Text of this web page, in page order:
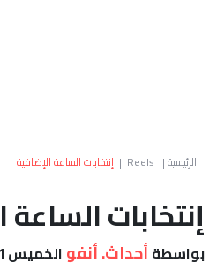
الرئيسية|
Reels
| إنتخابات الساعة الإضافية
إنتخابات الساعة
بواسطة أحداث. أنفو الخميس 21 مايو, 2026 - 09:37